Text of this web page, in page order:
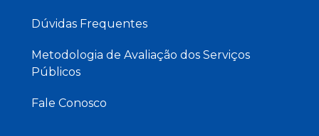
Dúvidas Frequentes
Metodologia de Avaliação dos Serviços
Públicos
Fale Conosco